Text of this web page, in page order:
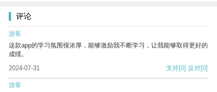
评论
游客
这款app的学习氛围很浓厚，能够激励我不断学习，让我能够取得更好的
成绩。
2024-07-31
支持[0] 反对[0]
游客